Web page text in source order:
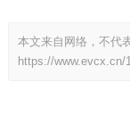
本文来自网络，不代
https://www.evcx.cn/